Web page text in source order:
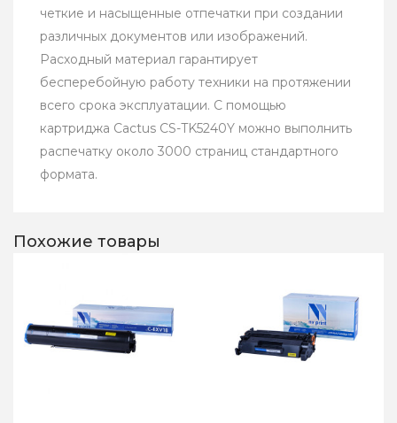
четкие и насыщенные отпечатки при создании
различных документов или изображений.
Расходный материал гарантирует
бесперебойную работу техники на протяжении
всего срока эксплуатации. С помощью
картриджа Cactus CS-TK5240Y можно выполнить
распечатку около 3000 страниц стандартного
формата.
Похожие товары